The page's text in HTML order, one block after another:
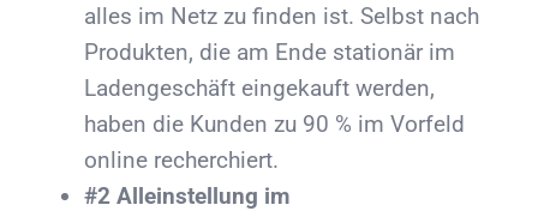
alles im Netz zu finden ist. Selbst nach
Produkten, die am Ende stationär im
Ladengeschäft eingekauft werden,
haben die Kunden zu 90 % im Vorfeld
online recherchiert.
#2 Alleinstellung im